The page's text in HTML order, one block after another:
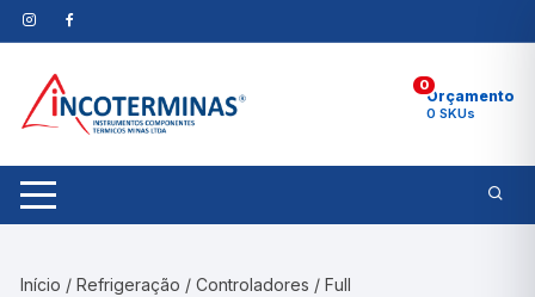
Pular
para
conteúdo
0
Orçamento
0 SKUs
Início /Refrigeração /Controladores /Full